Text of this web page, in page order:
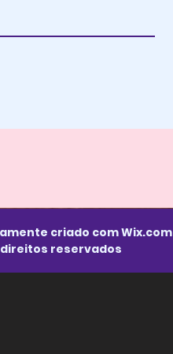
criado comWix.com
direitos reservados